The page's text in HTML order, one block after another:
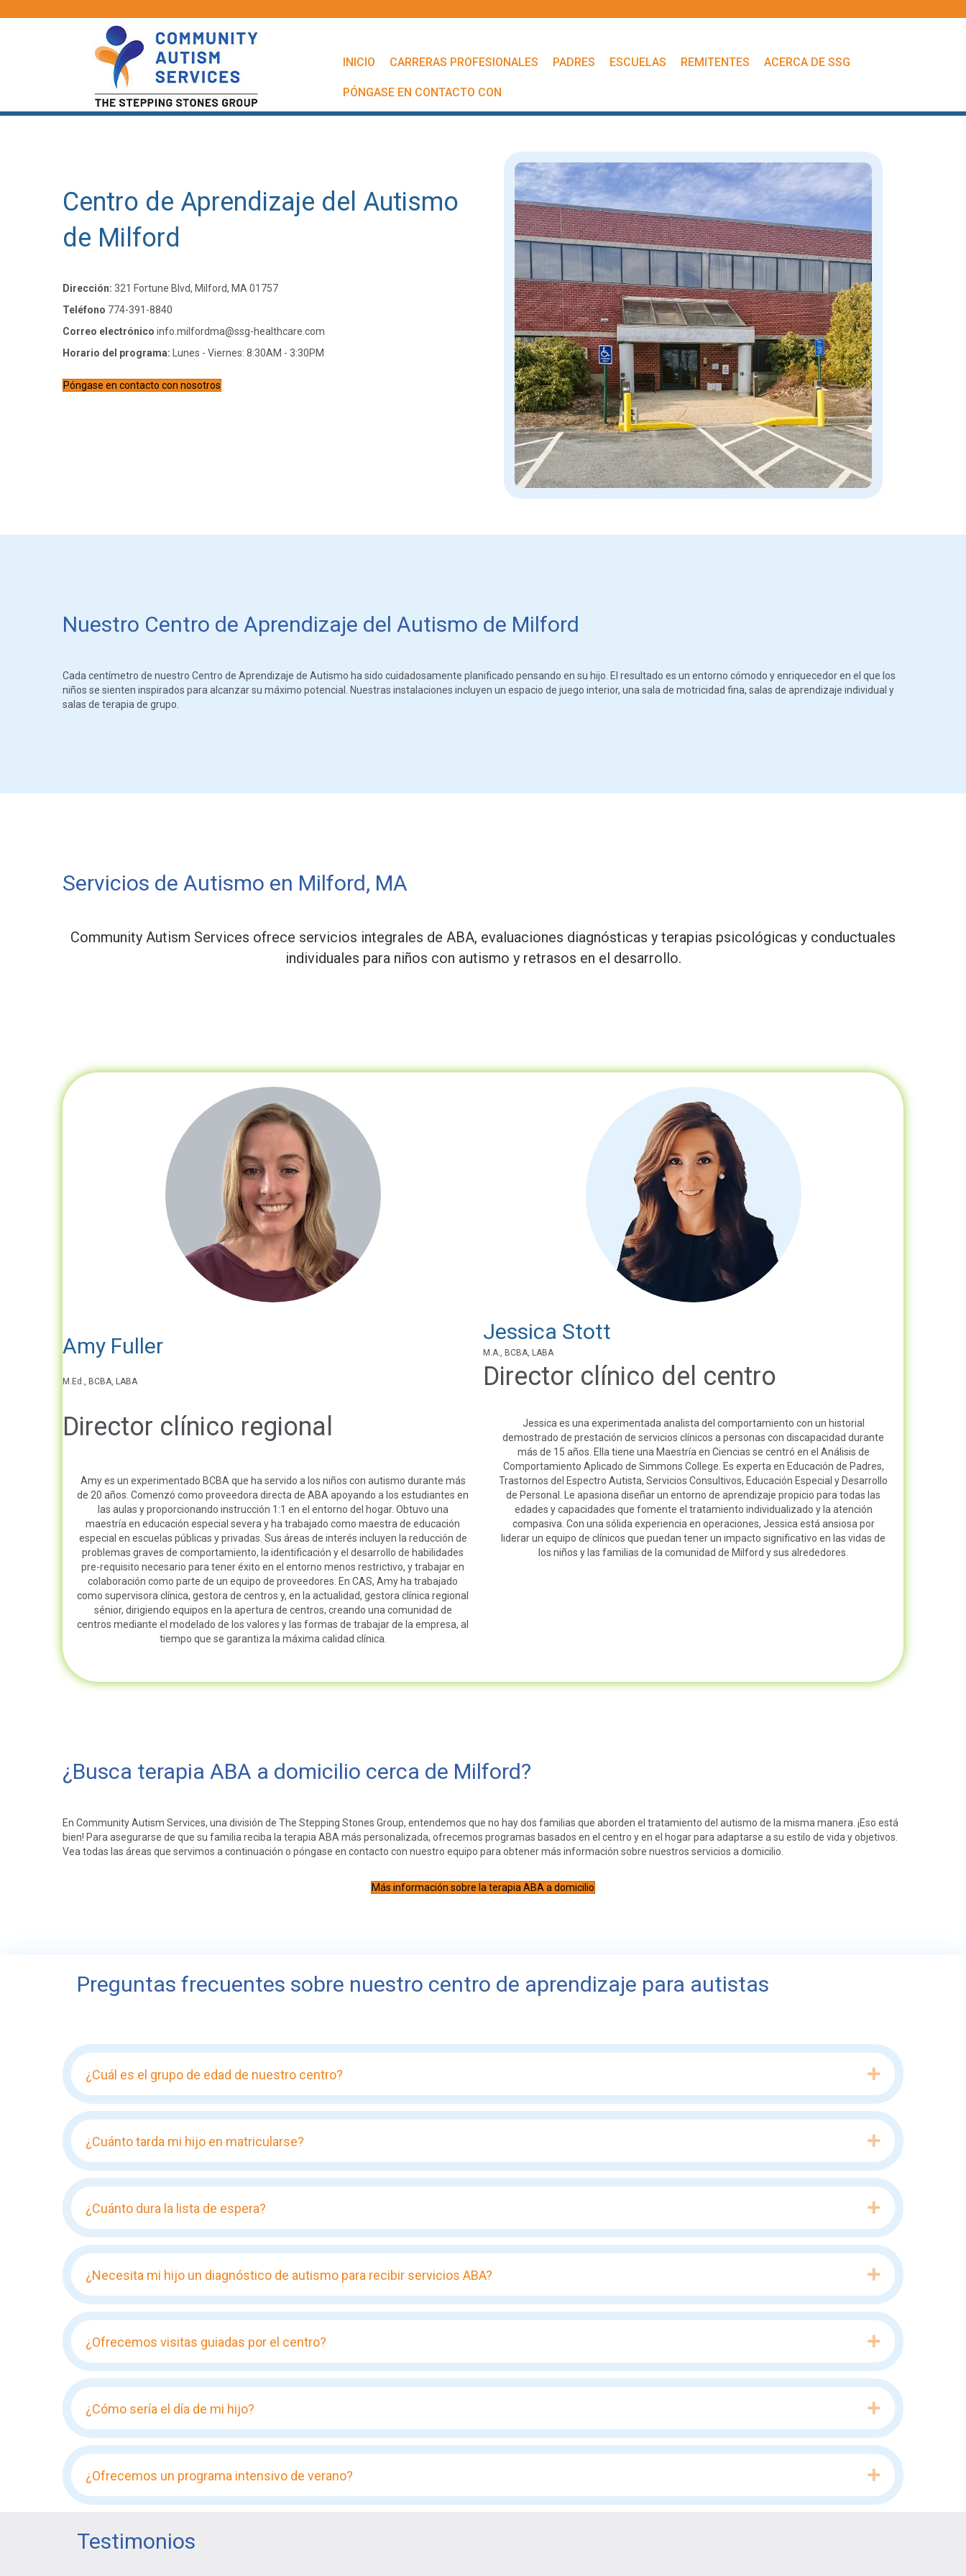
INICIO CARRERAS PROFESIONALES PADRES ESCUELAS REMITENTES ACERCA DE SSG
PÓNGASE EN CONTACTO CON
Centro de Aprendizaje del Autismo
de Milford
Dirección: 321 Fortune Blvd, Milford, MA 01757
Teléfono 774-391-8840
Correo electrónico info.milfordma@ssg-healthcare.com
Horario del programa:
Lunes - Viernes: 8:30AM - 3:30PM
Póngase en contacto con nosotros
Nuestro Centro de Aprendizaje del Autismo de Milford
Cada centímetro de nuestro Centro de Aprendizaje de Autismo ha sido cuidadosamente planificado pensando en su hijo. El resultado es un entorno cómodo y enriquecedor en el que los
niños se sienten inspirados para alcanzar su máximo potencial. Nuestras instalaciones incluyen un espacio de juego interior, una sala de motricidad fina, salas de aprendizaje individual y
salas de terapia de grupo.
Servicios de Autismo en Milford, MA
Community Autism Services ofrece servicios integrales de ABA, evaluaciones diagnósticas y terapias psicológicas y conductuales
individuales para niños con autismo y retrasos en el desarrollo.
Amy Fuller
M.Ed., BCBA, LABA
Director clínico regional
Amy es un experimentado BCBA que ha servido a los niños con autismo durante más
de 20 años. Comenzó como proveedora directa de ABA apoyando a los estudiantes en
las aulas y proporcionando instrucción 1:1 en el entorno del hogar. Obtuvo una
maestría en educación especial severa y ha trabajado como maestra de educación
especial en escuelas públicas y privadas. Sus áreas de interés incluyen la reducción de
problemas graves de comportamiento, la identificación y el desarrollo de habilidades
pre-requisito necesario para tener éxito en el entorno menos restrictivo, y trabajar en
colaboración como parte de un equipo de proveedores. En CAS, Amy ha trabajado
como supervisora clínica, gestora de centros y, en la actualidad, gestora clínica regional
sénior, dirigiendo equipos en la apertura de centros, creando una comunidad de
centros mediante el modelado de los valores y las formas de trabajar de la empresa, al
tiempo que se garantiza la máxima calidad clínica.
Jessica Stott
M.A., BCBA, LABA
Director clínico del centro
Jessica es una experimentada analista del comportamiento con un historial
demostrado de prestación de servicios clínicos a personas con discapacidad durante
más de 15 años. Ella tiene una Maestría en Ciencias se centró en el Análisis de
Comportamiento Aplicado de Simmons College. Es experta en Educación de Padres,
Trastornos del Espectro Autista, Servicios Consultivos, Educación Especial y Desarrollo
de Personal. Le apasiona diseñar un entorno de aprendizaje propicio para todas las
edades y capacidades que fomente el tratamiento individualizado y la atención
compasiva. Con una sólida experiencia en operaciones, Jessica está ansiosa por
liderar un equipo de clínicos que puedan tener un impacto significativo en las vidas de
los niños y las familias de la comunidad de Milford y sus alrededores.
¿Busca terapia ABA a domicilio cerca de Milford?
En Community Autism Services, una división de The Stepping Stones Group, entendemos que no hay dos familias que aborden el tratamiento del autismo de la misma manera. ¡Eso está
bien! Para asegurarse de que su familia reciba la terapia ABA más personalizada, ofrecemos programas basados en el centro y en el hogar para adaptarse a su estilo de vida y objetivos.
Vea todas las áreas que servimos a continuación o póngase en contacto con nuestro equipo para obtener más información sobre nuestros servicios a domicilio.
Más información sobre la terapia ABA a domicilio
Preguntas frecuentes sobre nuestro centro de aprendizaje para autistas
¿Cuál es el grupo de edad de nuestro centro? Expand
¿Cuánto tarda mi hijo en matricularse? Expand
¿Cuánto dura la lista de espera? Expand
¿Necesita mi hijo un diagnóstico de autismo para recibir servicios ABA? Expand
¿Ofrecemos visitas guiadas por el centro? Expand
¿Cómo sería el día de mi hijo? Expand
¿Ofrecemos un programa intensivo de verano? Expand
Testimonios